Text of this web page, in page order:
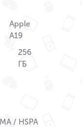
Apple
A19
256
ГБ
/ HSPA